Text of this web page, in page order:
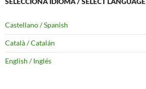
Castellano / Spanish
Català / Catalán
English / Inglés